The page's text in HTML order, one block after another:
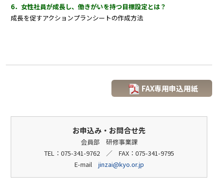
6．女性社員が成長し、働きがいを持つ目標設定とは？
成長を促すアクションプランシートの作成方法
FAX専用申込用紙
お申込み・お問合せ先
会員部 研修事業課
TEL：075-341-9762 ／ FAX：075-341-9795
E-mail jinzai@kyo.or.jp